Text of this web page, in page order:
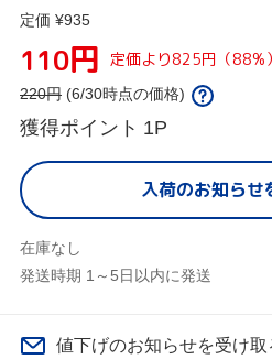
定価 ¥935
110円 定価より825円（88%
220円 (6/30時点の価格)
獲得ポイント 1P
入荷のお知らせ
在庫なし
発送時期 1～5日以内に発送
値下げのお知らせを受け取